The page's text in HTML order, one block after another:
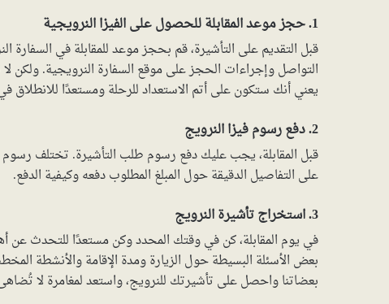
1. حجز موعد المقابلة للحصول على الفيزا النرويجية
قبل التقديم على التأشيرة، قم بحجز موعد للمقابلة في السفارة
التواصل وإجراءات الحجز على موقع السفارة النرويجية. ولكن
يعني أنك ستكون على أتم الاستعداد للرحلة ومستعدًا للانطلاق
2. دفع رسوم فيزا النرويج
قبل المقابلة، يجب عليك دفع رسوم طلب التأشيرة. تختلف
على التفاصيل الدقيقة حول المبلغ المطلوب دفعه وكيفية الدفع.
3. استخراج تأشيرة النرويج
في يوم المقابلة، كن في وقتك المحدد وكن مستعدًا للتحدث عن
بعض الأسئلة البسيطة حول الزيارة ومدة الإقامة والأنشطة
بعضاتنا واحصل على تأشيرتك للنرويج، واستعد لمغامرة لا